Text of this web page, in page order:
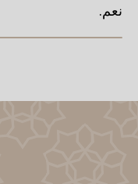
نعم.